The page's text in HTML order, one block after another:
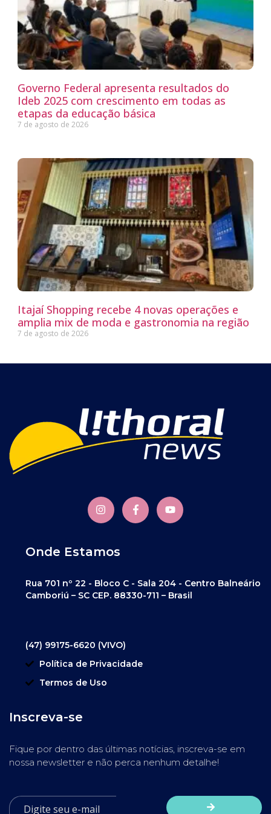
Governo Federal apresenta resultados do
Ideb 2025 com crescimento em todas as
etapas da educação básica
7 de agosto de 2026
Itajaí Shopping recebe 4 novas operações e
amplia mix de moda e gastronomia na região
7 de agosto de 2026
Onde Estamos
Rua 701 nº 22 - Bloco C - Sala 204 - Centro Balneário
Camboriú – SC CEP. 88330-711 – Brasil
(47) 99175-6620 (VIVO)
Política de Privacidade
Termos de Uso
Inscreva-se
Fique por dentro das últimas notícias, inscreva-se em
nossa newsletter e não perca nenhum detalhe!